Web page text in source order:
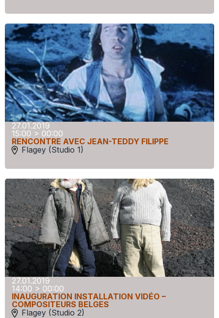
27.01.2019
15:00 > 00:00
RENCONTRE AVEC JEAN-TEDDY FILIPPE
Flagey (Studio 1)
27.01.2019
14:00 > 00:00
INAUGURATION INSTALLATION VIDÉO –
COMPOSITEURS BELGES
Flagey (Studio 2)